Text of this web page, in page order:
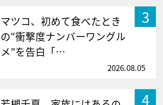
3
マツコ、初めて食べたとき
の“衝撃度ナンバーワングル
メ”を告白「…
2026.08.05
4